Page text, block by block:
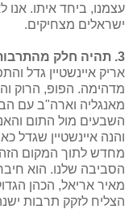
עצמנו, ביחד איתו. אנו
ישראלים מצחיקים.
3. תהיה חלק מהתרבות שלך
אריק איינשטיין גדל
מדהימה. הפופ, הרוק
מאנגליה וארה"ב עם
השבעים מול התום
והנה איינשטיין שגדל
מחדש לתוך המקום
הסביבה שלנו. הוא
מאיר אריאל, הכהן
הצליח לזקק תרבות